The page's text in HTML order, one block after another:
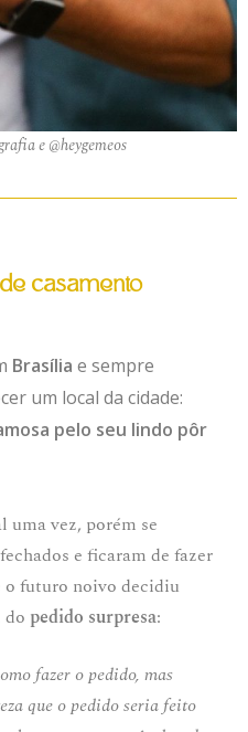
e @heygemeos
casamento
Brasília e sempre
um local da cidade:
pelo seu lindo pôr
vez, porém se
e ficaram de fazer
futuro noivo decidiu
do pedido surpresa:
fazer o pedido, mas
que o pedido seria feito